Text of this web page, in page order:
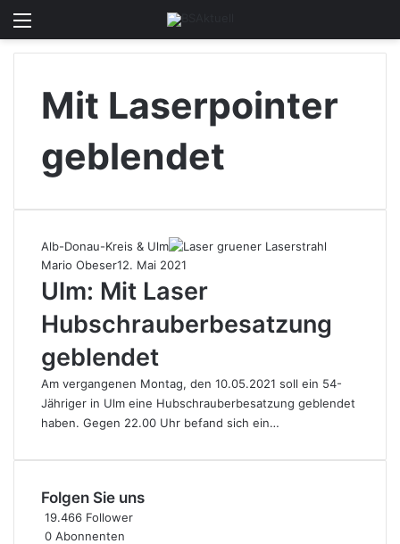
Mit Laserpointer
geblendet
Alb-Donau-Kreis & Ulm
Mario Obeser12. Mai 2021
Ulm: Mit Laser
Hubschrauberbesatzung
geblendet
Am vergangenen Montag, den 10.05.2021 soll ein 54-
Jähriger in Ulm eine Hubschrauberbesatzung geblendet
haben. Gegen 22.00 Uhr befand sich ein…
Folgen Sie uns
19.466 Follower
0 Abonnenten